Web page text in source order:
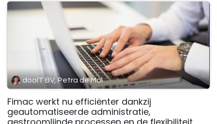
dooIT BV, Petra de Mol
Fimac werkt nu efficiënter dankzij
geautomatiseerde administratie,